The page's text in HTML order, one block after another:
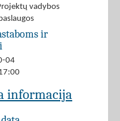
vadybos
ir
04
informacija